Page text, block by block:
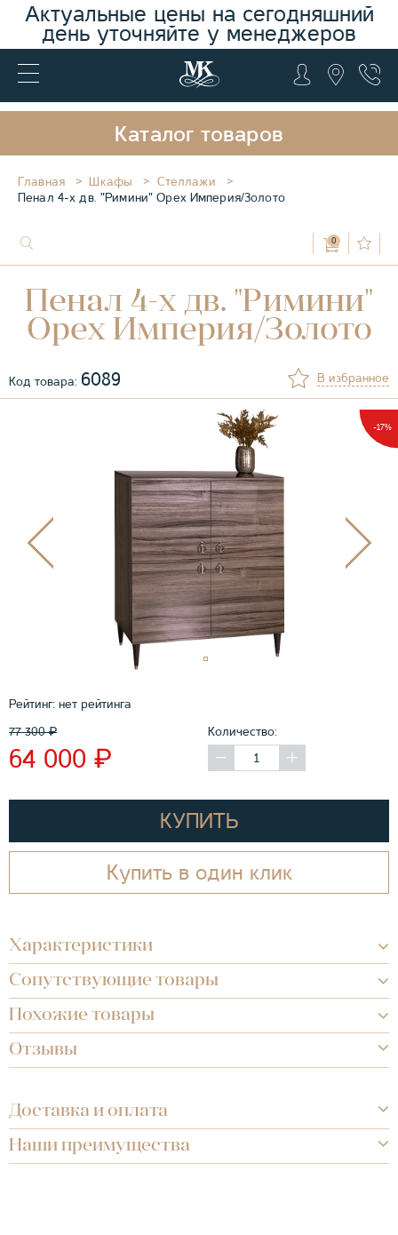
Актуальные цены на сегодняшний
день уточняйте у менеджеров
Каталог товаров
Главная Шкафы
Стеллажи
Пенал 4-х дв. "Римини" Орех Империя/Золото
0
Пенал 4-х дв. "Римини"
Орех Империя/Золото
Код товара: 6089 В избранное
-17%
Рейтинг: нет рейтинга
77 300₽
64 000 ₽
Количество:
КУПИТЬ
Купить в один клик
Характеристики
Сопутствующие товары
Похожие товары
Отзывы
Доставка и оплата
Наши преимущества